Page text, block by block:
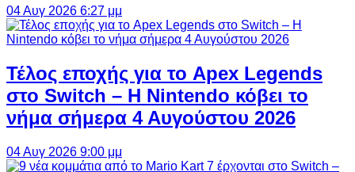
04 Αυγ 2026 6:27 μμ
Τέλος εποχής για το Apex Legends
στο Switch – Η Nintendo κόβει το
νήμα σήμερα 4 Αυγούστου 2026
04 Αυγ 2026 9:00 μμ